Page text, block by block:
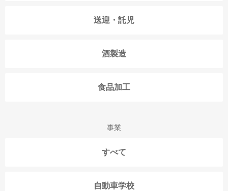
送迎・託児
酒製造
食品加工
事業
すべて
自動車学校